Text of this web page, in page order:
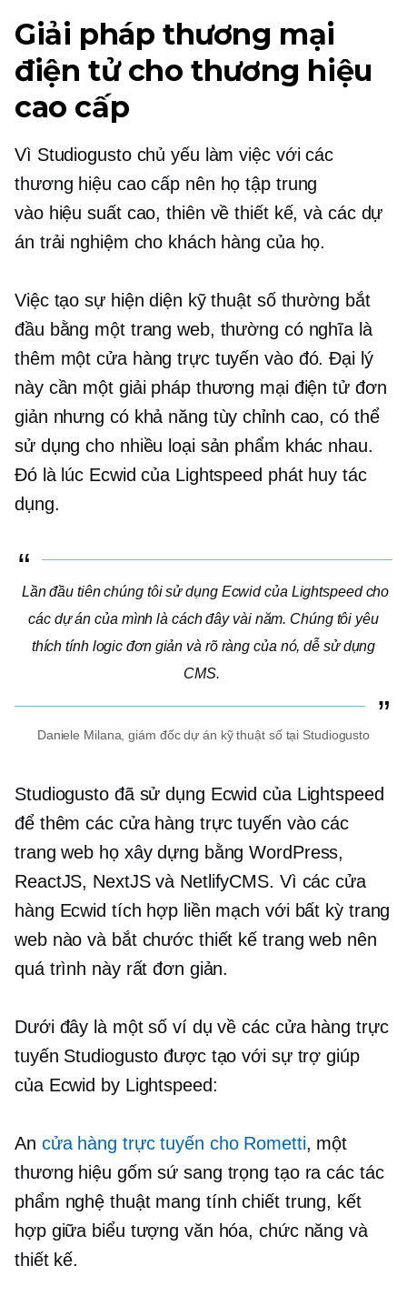
Giải pháp thương mại
điện tử cho thương hiệu
cao cấp
Vì Studiogusto chủ yếu làm việc với các
thương hiệu cao cấp nên họ tập trung
vào hiệu suất cao, thiên về thiết kế, và các dự
án trải nghiệm cho khách hàng của họ.
Việc tạo sự hiện diện kỹ thuật số thường bắt
đầu bằng một trang web, thường có nghĩa là
thêm một cửa hàng trực tuyến vào đó. Đại lý
này cần một giải pháp thương mại điện tử đơn
giản nhưng có khả năng tùy chỉnh cao, có thể
sử dụng cho nhiều loại sản phẩm khác nhau.
Đó là lúc Ecwid của Lightspeed phát huy tác
dụng.
Lần đầu tiên chúng tôi sử dụng Ecwid của Lightspeed cho
các dự án của mình là cách đây vài năm. Chúng tôi yêu
thích tính logic đơn giản và rõ ràng của nó,dễ sử dụng
CMS.
Daniele Milana, giám đốc dự án kỹ thuật số tại Studiogusto
Studiogusto đã sử dụng Ecwid của Lightspeed
để thêm các cửa hàng trực tuyến vào các
trang web họ xây dựng bằng WordPress,
ReactJS, NextJS và NetlifyCMS. Vì các cửa
hàng Ecwid tích hợp liền mạch với bất kỳ trang
web nào và bắt chước thiết kế trang web nên
quá trình này rất đơn giản.
Dưới đây là một số ví dụ về các cửa hàng trực
tuyến Studiogusto được tạo với sự trợ giúp
của Ecwid by Lightspeed:
An cửa hàng trực tuyến cho Rometti, một
thương hiệu gốm sứ sang trọng tạo ra các tác
phẩm nghệ thuật mang tính chiết trung, kết
hợp giữa biểu tượng văn hóa, chức năng và
thiết kế.